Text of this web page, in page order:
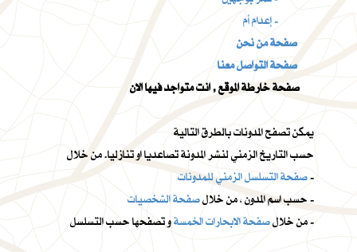
إعدام أم -
صفحة من نحن
صفحة التواصل معنا
صفحة خارطة الموقع , انت متواجد فيها الان
يمكن تصفح المدونات بالطرق التالية
حسب التاريخ الزمني لنشر المدونة تصاعديا او تنازليا. من خلال
صفحة التسلسل الزمني للمدونات-
حسب اسم المدون ، من خلالصفحة الشخصيات
-
من خلالصفحة الابحارات الخمسة
و تصفحها حسب التسلسل -